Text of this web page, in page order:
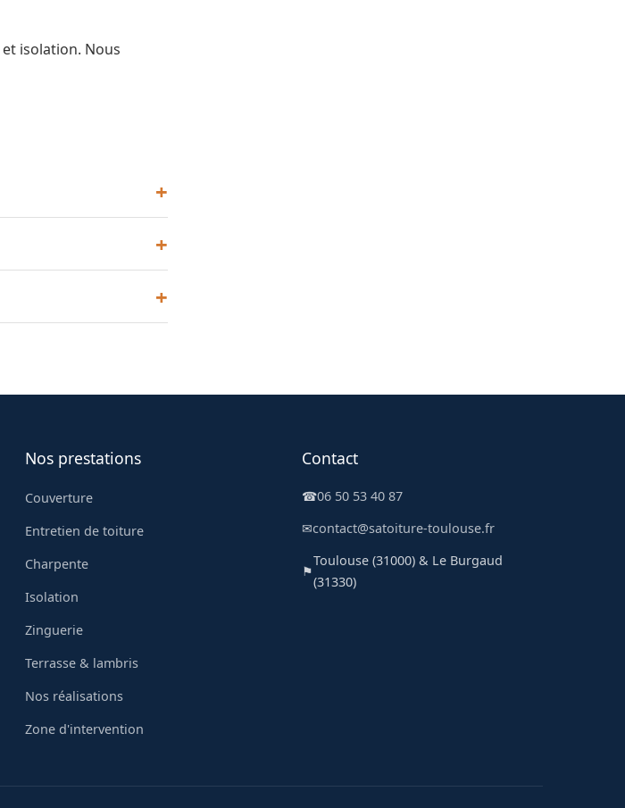
et isolation. Nous
Nos prestations
Couverture
Entretien de toiture
Charpente
Isolation
Zinguerie
Terrasse & lambris
Nos réalisations
Zone d'intervention
Contact
☎06 50 53 40 87
✉contact@satoiture-toulouse.fr
⚑
Toulouse (31000) & Le Burgaud
(31330)